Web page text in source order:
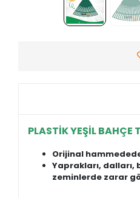
PLASTİK YEŞİL BAHÇE
Orijinal
Yaprakları,
zeminlerde zarar